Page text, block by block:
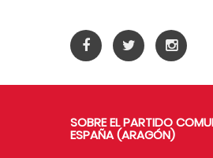
SOBRE EL PARTIDO
ESPAÑA (ARAGÓN)